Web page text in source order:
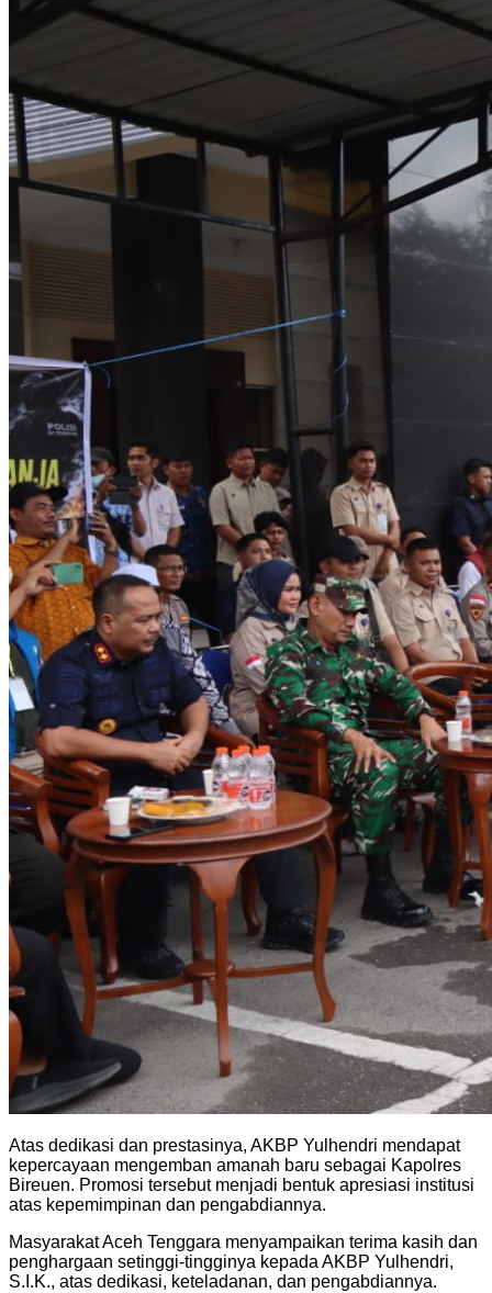
Atas dedikasi dan prestasinya, AKBP Yulhendri mendapat
kepercayaan mengemban amanah baru sebagai Kapolres
Bireuen. Promosi tersebut menjadi bentuk apresiasi institusi
atas kepemimpinan dan pengabdiannya.
Masyarakat Aceh Tenggara menyampaikan terima kasih dan
penghargaan setinggi-tingginya kepada AKBP Yulhendri,
S.I.K., atas dedikasi, keteladanan, dan pengabdiannya.